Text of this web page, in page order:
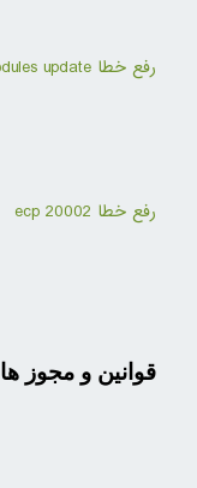
رفع خطا Modules update
رفع خطا ecp 20002
قوانین و مجوز ها